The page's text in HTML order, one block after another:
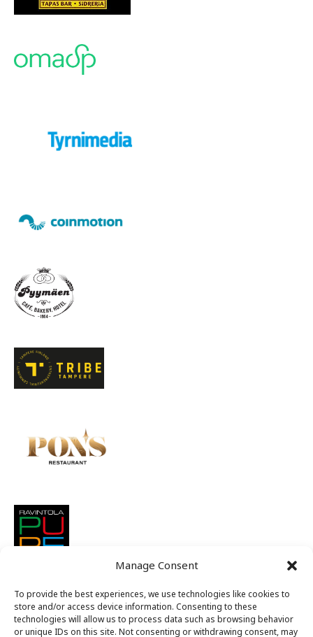
Manage Consent
To provide the best experiences, we use technologies like cookies to
store and/or access device information. Consenting to these
technologies will allow us to process data such as browsing behavior
or unique IDs on this site. Not consenting or withdrawing consent, may